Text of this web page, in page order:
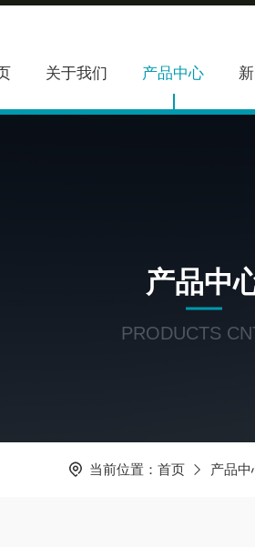
关于我们 产品中心
产品中
PRODUCTS
当前位置： 首页 产品中